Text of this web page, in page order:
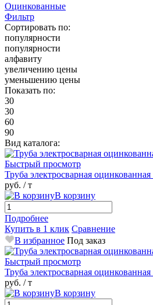
Оцинкованные
Фильтр
Сортировать по:
популярности
популярности
алфавиту
увеличению цены
уменьшению цены
Показать по:
30
30
60
90
Вид каталога:
Быстрый просмотр
Труба электросварная
руб. / т
В корзину
Подробнее
Купить в 1 клик Сравнение
В избранное Под заказ
Быстрый просмотр
Труба электросварная
руб. / т
В корзину